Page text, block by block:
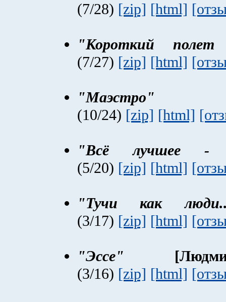
(7/28) [zip] [html]
"Короткий
(7/27) [zip] [html]
"Маэстро"
(10/24) [zip] [html]
"Всё лучшее -
(5/20) [zip] [html]
"Тучи как
(3/17) [zip] [html]
"Эссе"
(3/16) [zip] [html]